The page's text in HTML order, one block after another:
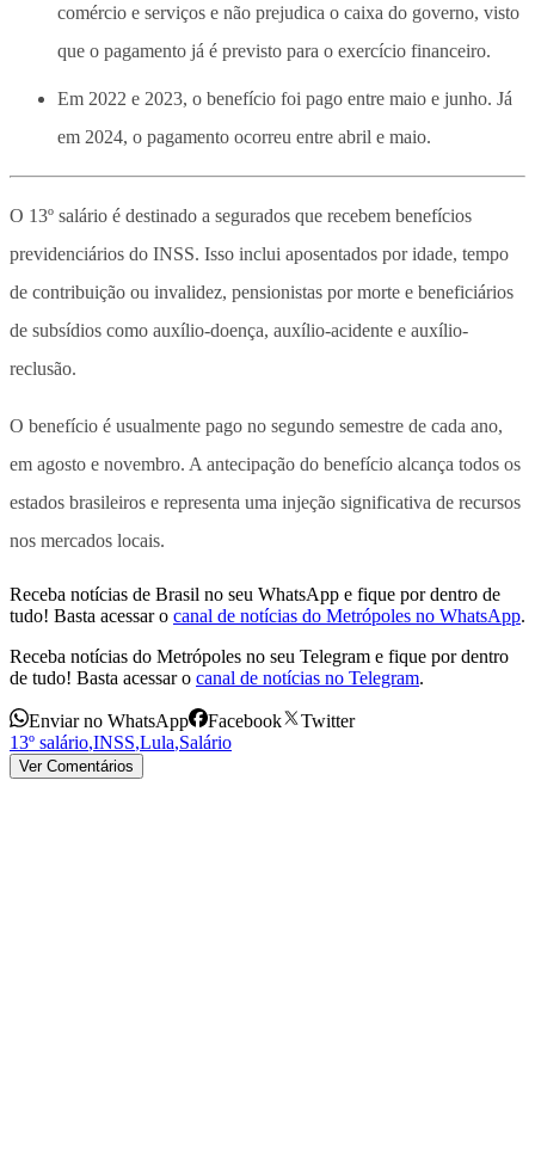
comércio e serviços e não prejudica o caixa do governo, visto
que o pagamento já é previsto para o exercício financeiro.
Em 2022 e 2023, o benefício foi pago entre maio e junho. Já
em 2024, o pagamento ocorreu entre abril e maio.
O 13º salário é destinado a segurados que recebem benefícios
previdenciários do INSS. Isso inclui aposentados por idade, tempo
de contribuição ou invalidez, pensionistas por morte e beneficiários
de subsídios como auxílio-doença, auxílio-acidente e auxílio-
reclusão.
O benefício é usualmente pago no segundo semestre de cada ano,
em agosto e novembro. A antecipação do benefício alcança todos os
estados brasileiros e representa uma injeção significativa de recursos
nos mercados locais.
Receba notícias de Brasil no seu WhatsApp e fique por dentro de
tudo! Basta acessar o canal de notícias do Metrópoles no WhatsApp.
Receba notícias do Metrópoles no seu Telegram e fique por dentro
de tudo! Basta acessar o canal de notícias no Telegram.
Enviar no WhatsApp Facebook
Twitter
13º salário,INSS,Lula,Salário
Ver Comentários